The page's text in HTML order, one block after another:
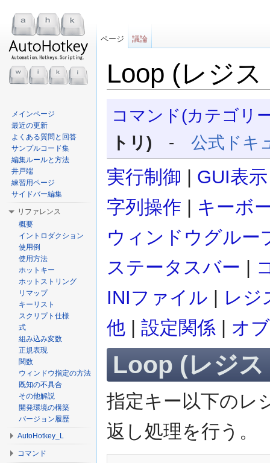
Loop (レジ
コマンド(カテゴリ
トリ) - 公式ドキ
実行制御 GUI表示
字列操作
キーボ
ウィンドウグルー
ステータスバー
INIファイル
レジ
他
設定関係 オ
Loop (レジス
指定キー以下のレ
返し処理を行う。
ページ 議論
メインページ
最近の更新
よくある質問と回答
サンプルコード集
編集ルールと方法
井戸端
練習用ページ
サイドバー編集
リファレンス
概要
イントロダクション
使用例
使用方法
ホットキー
ホットストリング
リマップ
キーリスト
スクリプト仕様
式
組み込み変数
正規表現
関数
ウィンドウ指定の方法
既知の不具合
その他解説
開発環境の構築
バージョン履歴
AutoHotkey_L
コマンド